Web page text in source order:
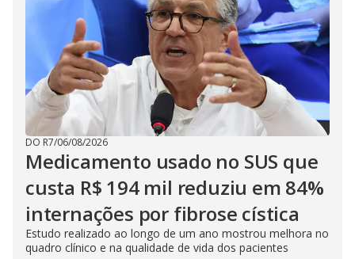
DO R7/06/08/2026
Medicamento usado no SUS que
custa R$ 194 mil reduziu em 84%
internações por fibrose cística
Estudo realizado ao longo de um ano mostrou melhora no
quadro clínico e na qualidade de vida dos pacientes